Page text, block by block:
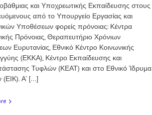
και Υποχρεωτικής Εκπαίδευσης στους
από το Υπουργείο Εργασίας και
Υποθέσεων φορείς πρόνοιας: Κέντρα
Πρόνοιας, Θεραπευτήριο Χρόνιων
Ευρυτανίας, Εθνικό Κέντρο Κοινωνικής
(ΕΚΚΑ), Κέντρο Εκπαίδευσης και
Τυφλών (ΚΕΑΤ) και στο Εθνικό Ίδρυμα
Α’ [...]